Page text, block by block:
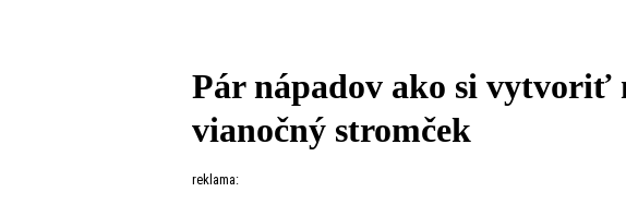
Pár nápadov ako si vytvoriť
vianočný stromček
reklama: